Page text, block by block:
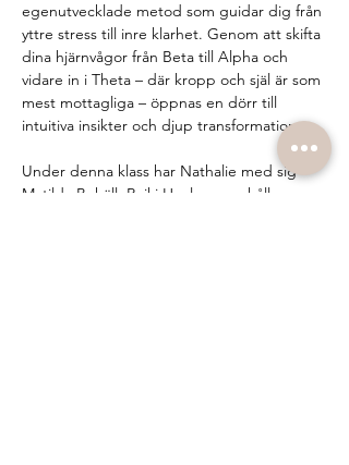
egenutvecklade metod som guidar dig från
yttre stress till inre klarhet. Genom att skifta
dina hjärnvågor från Beta till Alpha och
vidare in i Theta – där kropp och själ är som
mest mottagliga – öppnas en dörr till
intuitiva insikter och djup transformation.
Under denna klass har Nathalie med sig
Matilda Bohäll, Reiki Healer, som håller